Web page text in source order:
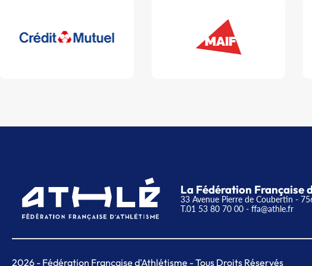
La Fédération Française
33 Avenue Pierre de Coubertin -
T.01 53 80 70 00 - ffa@athle.fr
2026 - Fédération Française d'Athlétisme - Tous Droits Réservés